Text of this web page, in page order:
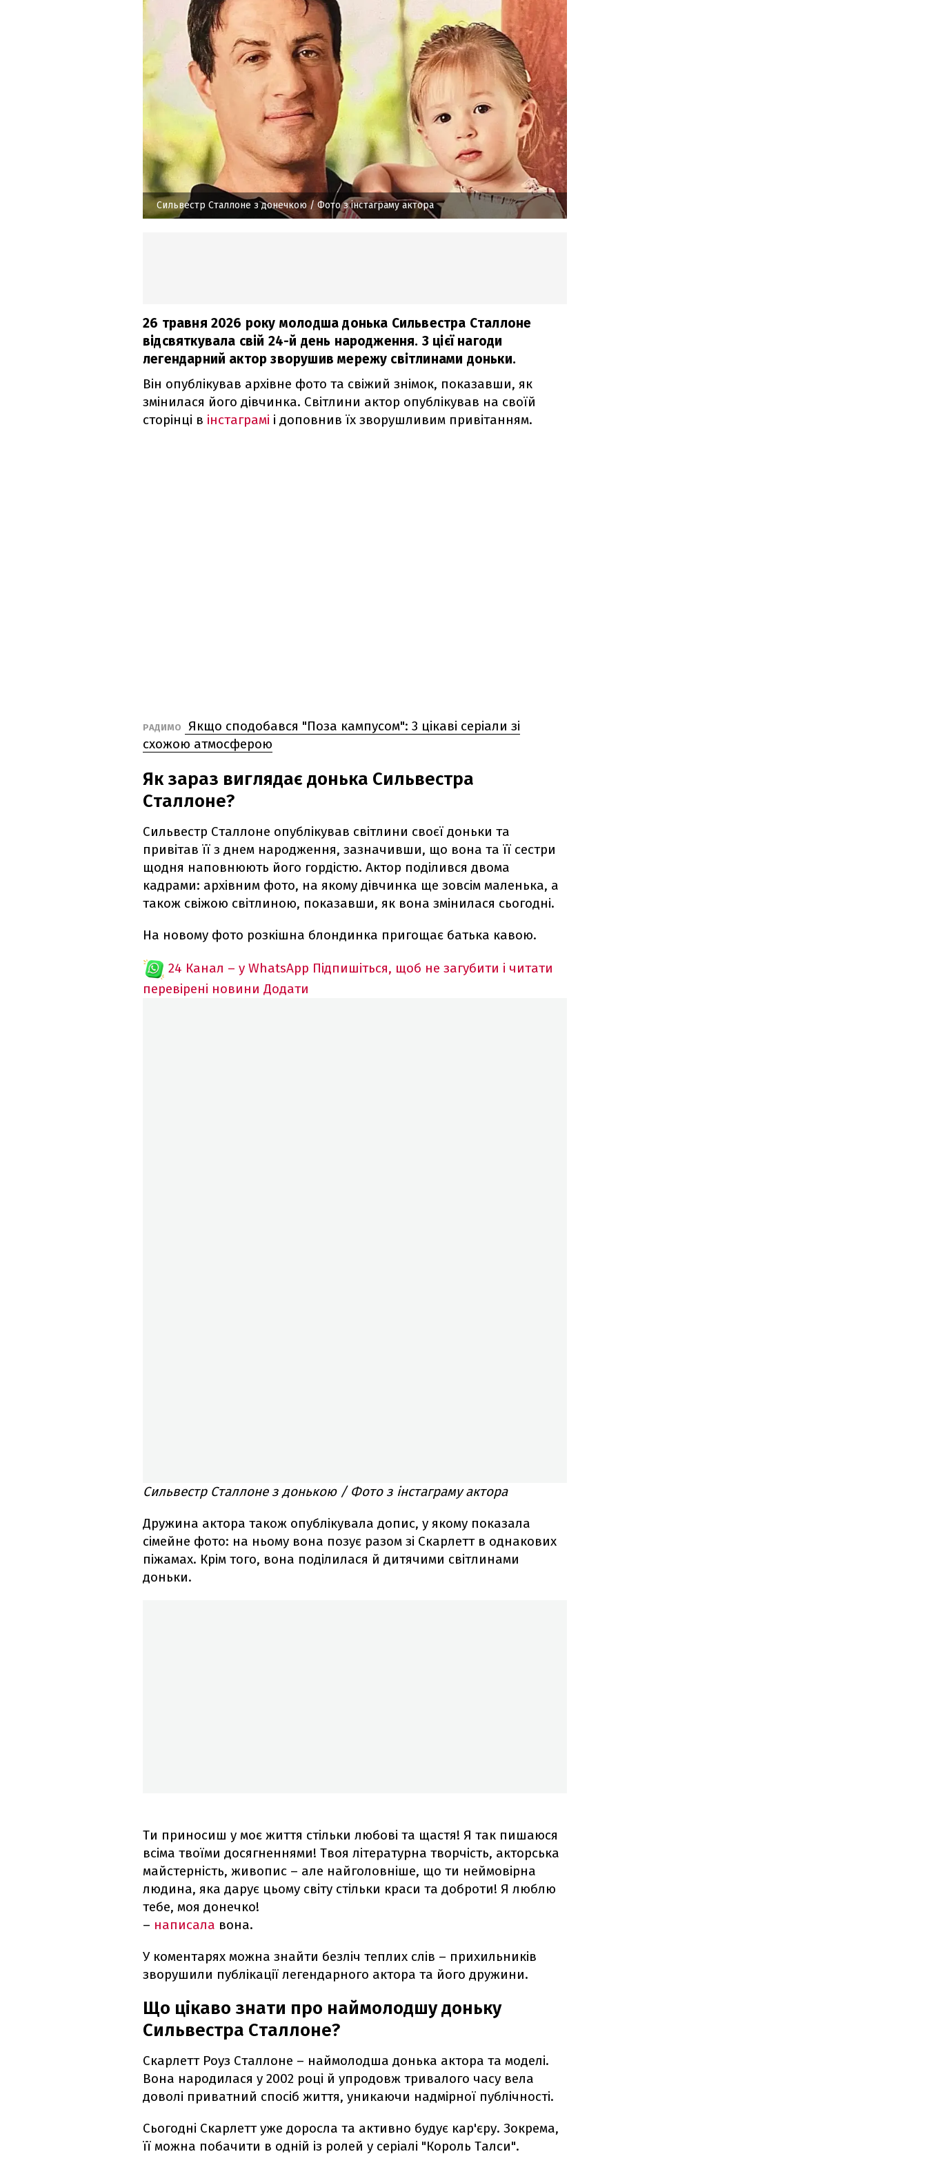
Сильвестр Сталлоне з донечкою/ Фото з інстаграму актора
26 травня 2026 року молодша донька Сильвестра Сталлоне
відсвяткувала свій 24-й день народження. З цієї нагоди
легендарний актор зворушив мережу світлинами доньки.
Він опублікував архівне фото та свіжий знімок, показавши, як
змінилася його дівчинка. Світлини актор опублікував на своїй
сторінці в інстаграмі і доповнив їх зворушливим привітанням.
РАДИМО
Якщо сподобався "Поза кампусом": 3 цікаві серіали зі
схожою атмосферою
Як зараз виглядає донька Сильвестра
Сталлоне?
Сильвестр Сталлоне опублікував світлини своєї доньки та
привітав її з днем народження, зазначивши, що вона та її сестри
щодня наповнюють його гордістю. Актор поділився двома
кадрами: архівним фото, на якому дівчинка ще зовсім маленька, а
також свіжою світлиною, показавши, як вона змінилася сьогодні.
На новому фото розкішна блондинка пригощає батька кавою.
24 Канал – у WhatsApp Підпишіться, щоб не загубити і читати
перевірені новини Додати
Сильвестр Сталлоне з донькою / Фото з інстаграму актора
Дружина актора також опублікувала допис, у якому показала
сімейне фото: на ньому вона позує разом зі Скарлетт в однакових
піжамах. Крім того, вона поділилася й дитячими світлинами
доньки.
Ти приносиш у моє життя стільки любові та щастя! Я так пишаюся
всіма твоїми досягненнями! Твоя літературна творчість, акторська
майстерність, живопис – але найголовніше, що ти неймовірна
людина, яка дарує цьому світу стільки краси та доброти! Я люблю
тебе, моя донечко!
– написала вона.
У коментарях можна знайти безліч теплих слів – прихильників
зворушили публікації легендарного актора та його дружини.
Що цікаво знати про наймолодшу доньку
Сильвестра Сталлоне?
Скарлетт Роуз Сталлоне – наймолодша донька актора та моделі.
Вона народилася у 2002 році й упродовж тривалого часу вела
доволі приватний спосіб життя, уникаючи надмірної публічності.
Сьогодні Скарлетт уже доросла та активно будує кар'єру. Зокрема,
її можна побачити в одній із ролей у серіалі "Король Талси".